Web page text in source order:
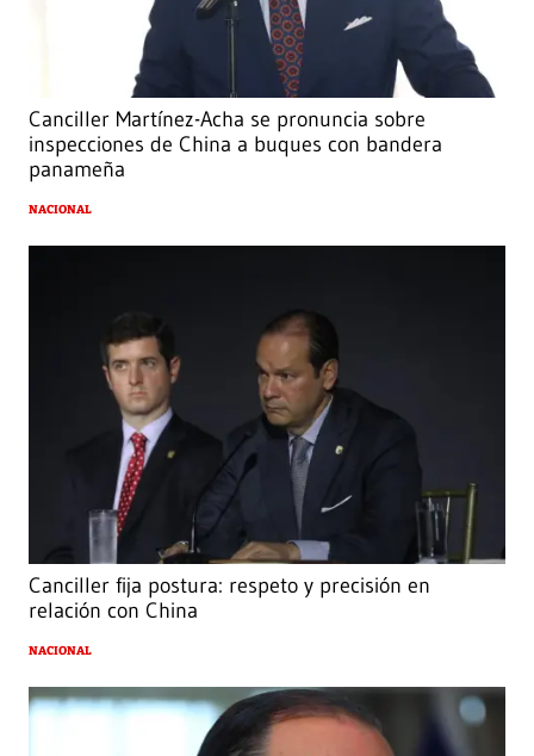
Canciller Martínez-Acha se pronuncia sobre
inspecciones de China a buques con bandera
panameña
NACIONAL
Canciller fija postura: respeto y precisión en
relación con China
NACIONAL